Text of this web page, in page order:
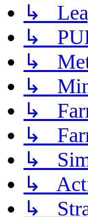
↳
↳
↳
↳
↳
↳
↳
↳
↳